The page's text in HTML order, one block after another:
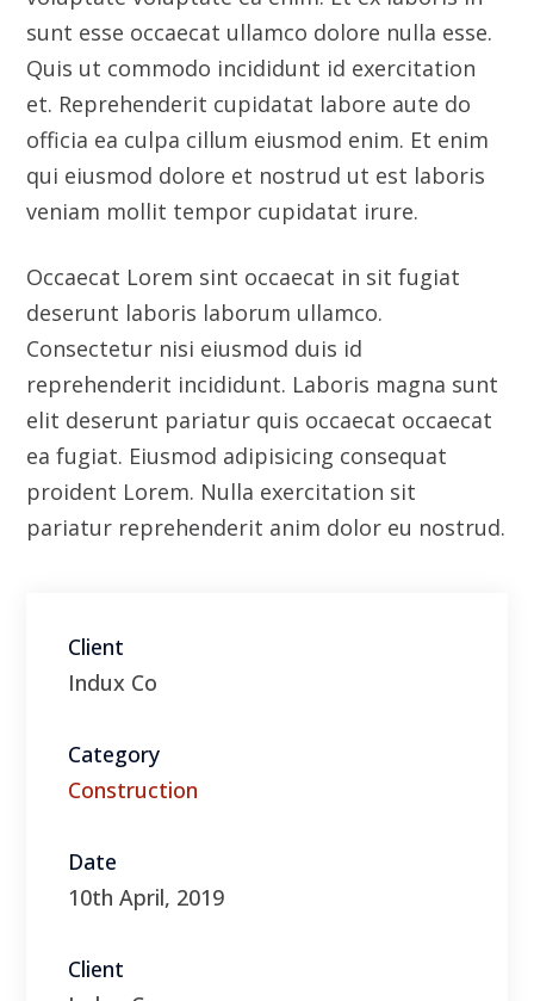
Occaecat Lorem sint occaecat in sit fugiat
deserunt laboris laborum ullamco.
Consectetur nisi eiusmod duis id
reprehenderit incididunt. Laboris magna sunt
elit deserunt pariatur quis occaecat occaecat
ea fugiat. Eiusmod adipisicing consequat
pariatur reprehenderit anim dolor eu nostrud.
Client
Indux Co
Category
Construction
10th April, 2019
Indux Co
Visit Website